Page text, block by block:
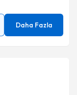
Daha Fazla